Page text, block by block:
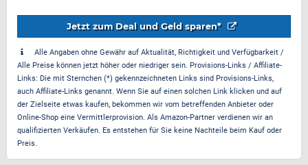
Jetzt zum Deal und Geld sparen*
Alle Angaben ohne Gewähr auf Aktualität, Richtigkeit und Verfügbarkeit /
Alle Preise können jetzt höher oder niedriger sein. Provisions-Links / Affiliate-
Links: Die mit Sternchen (*) gekennzeichneten Links sind Provisions-Links,
auch Affiliate-Links genannt. Wenn Sie auf einen solchen Link klicken und auf
der Zielseite etwas kaufen, bekommen wir vom betreffenden Anbieter oder
Online-Shop eine Vermittlerprovision. Als Amazon-Partner verdienen wir an
qualifizierten Verkäufen. Es entstehen für Sie keine Nachteile beim Kauf oder
Preis.